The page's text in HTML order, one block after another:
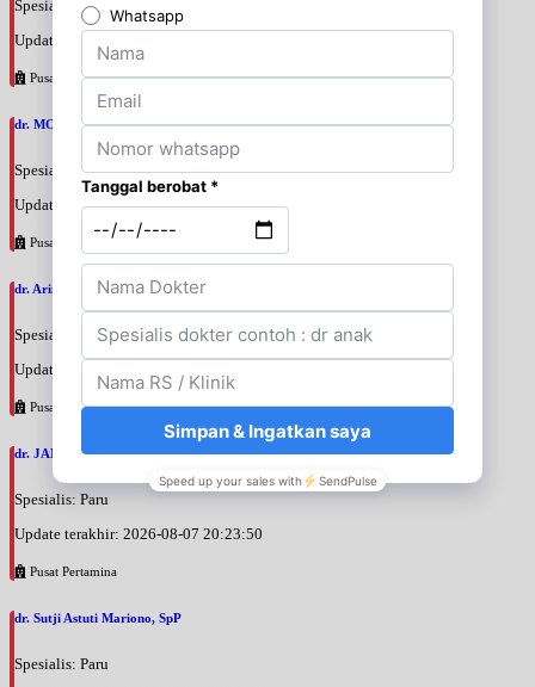
Spesialis: Penyakit Dalam
Update terakhir: 2026-08-07 20:37:59
Pusat Pertamina
dr. MOCHAMAD PASHA, SpPD
Spesialis: Penyakit Dalam
Update terakhir: 2026-08-07 20:35:45
Pusat Pertamina
dr. Arini Purwono, SpP
Spesialis: Paru
Update terakhir: 2026-08-07 20:25:58
Pusat Pertamina
dr. JANUAR HABIBI, SpP
Spesialis: Paru
Update terakhir: 2026-08-07 20:23:50
Pusat Pertamina
dr. Sutji Astuti Mariono, SpP
Spesialis: Paru